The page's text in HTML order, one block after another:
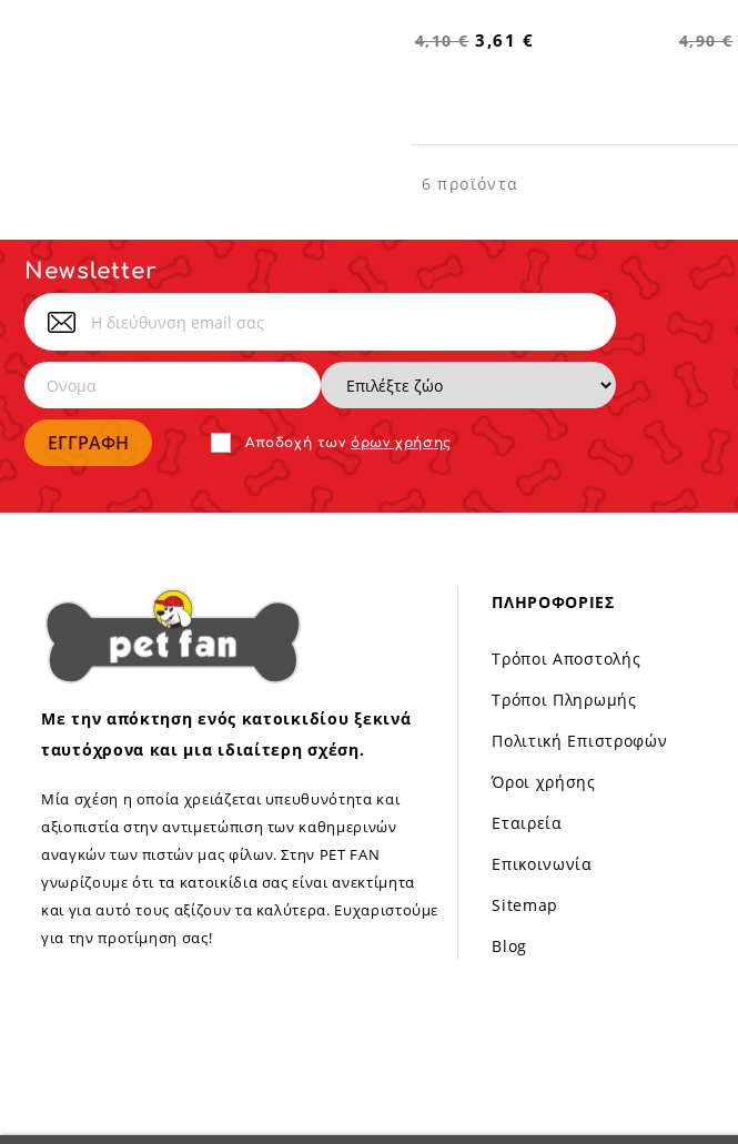
4,10 € 3,61 € 4,90 €
6 προϊόντα
Newsletter
Αποδoχή τωνόρων χρήσης
Με την απόκτηση ενός κατοικιδίου ξεκινά
ταυτόχρονα και μια ιδιαίτερη σχέση.
Μία σχέση η οποία χρειάζεται υπευθυνότητα και
αξιοπιστία στην αντιμετώπιση των καθημερινών
αναγκών των πιστών μας φίλων. Στην PET FAN
γνωρίζουμε ότι τα κατοικίδια σας είναι ανεκτίμητα
και για αυτό τους αξίζουν τα καλύτερα. Ευχαριστούμε
για την προτίμηση σας!
ΠΛΗΡΟΦΟΡΊΕΣ
Τρόποι Αποστολής
Τρόποι Πληρωμής
Πολιτική Επιστροφών
Όροι χρήσης
Εταιρεία
Επικοινωνία
Sitemap
Blog